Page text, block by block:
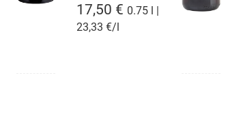
17,50 € 0.75 l |
23,33 €/l